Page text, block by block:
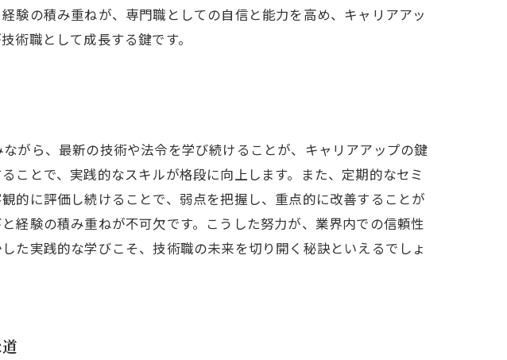
験の積み重ねが、専門職としての自信と能力を高め、キャリアアッ
術職として成長する鍵です。
がら、最新の技術や法令を学び続けることが、キャリアアップの鍵
ことで、実践的なスキルが格段に向上します。また、定期的なセミ
的に評価し続けることで、弱点を把握し、重点的に改善することが
経験の積み重ねが不可欠です。こうした努力が、業界内での信頼性
た実践的な学びこそ、技術職の未来を切り開く秘訣といえるでしょ